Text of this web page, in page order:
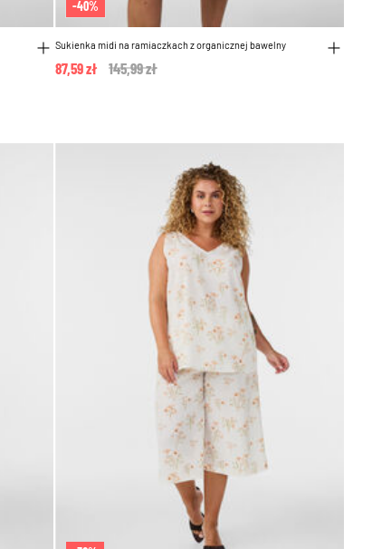
-40%
Sukienka midi na ramiaczkach z organicznej bawelny
Price reduced from
145,99 zł
87,59 zł